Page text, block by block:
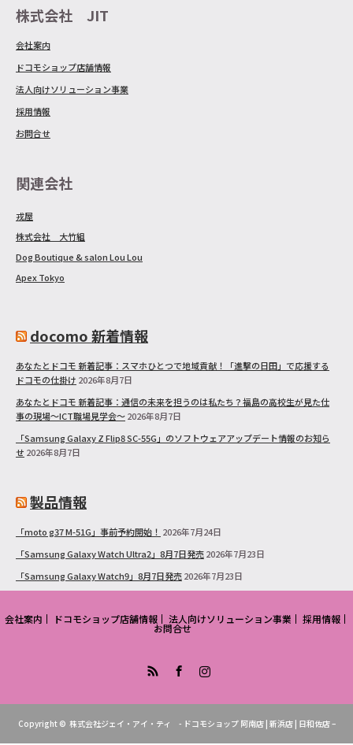
株式会社 JIT
会社案内
ドコモショップ店舗情報
法人向けソリューション事業
採用情報
お問合せ
関連会社
戎屋
株式会社 大竹組
Dog Boutique & salon Lou Lou
Apex Tokyo
docomo 新着情報
あなたとドコモ 新着記事：スマホひとつで地域貢献！「進撃の日田」で応援する
ドコモの仕掛け 2026年8月7日
あなたとドコモ 新着記事：通信の未来を担うのは私たち？福島の高校生が見た仕
事の現場～ICT職場見学会～2026年8月7日
「Samsung Galaxy Z Flip8 SC-55G」のソフトウェアアップデート情報のお知ら
せ 2026年8月7日
製品情報
「moto g37 M-51G」事前予約開始！ 2026年7月24日
「Samsung Galaxy Watch Ultra2」8月7日発売2026年7月23日
「Samsung Galaxy Watch9」8月7日発売2026年7月23日
会社案内 ドコモショップ店舗情報 法人向けソリューション事業 採用情報
お問合せ
Instagram
Copyright © 株式会社ジェイ・アイ・ティ - ドコモショップ 阿南店 | 新浜店 | 日和佐店 –